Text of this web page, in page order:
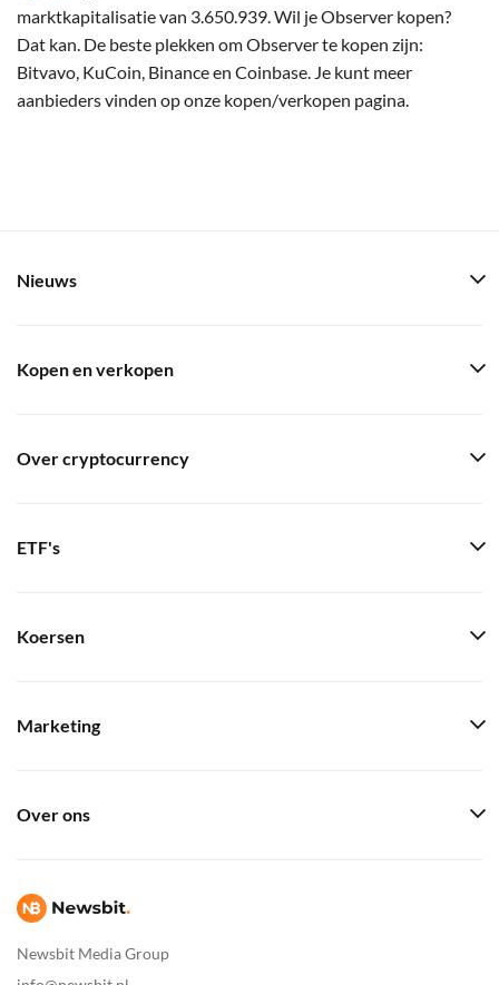
marktkapitalisatie van 3.650.939. Wil je Observer kopen?
Dat kan. De beste plekken om Observer te kopen zijn:
Bitvavo, KuCoin, Binance en Coinbase. Je kunt meer
aanbieders vinden op onze kopen/verkopen pagina.
Newsbit Media Group
Nieuws
Kopen en verkopen
Over cryptocurrency
ETF's
Koersen
Marketing
Over ons